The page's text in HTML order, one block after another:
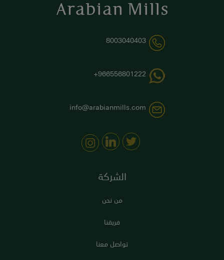
8003040403
966556801222+
info@arabianmills.com
الشركة
من نحن
فريقنا
تواصل معنا